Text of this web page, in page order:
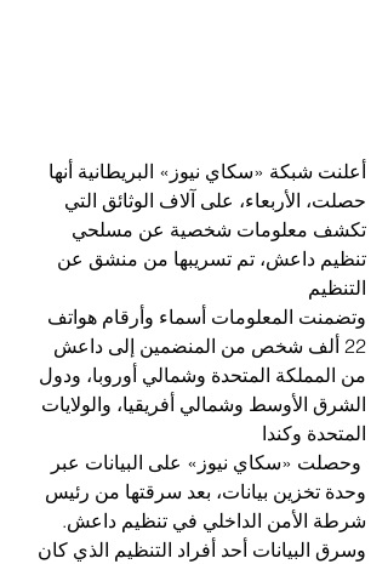
أعلنت شبكة «سكاي نيوز» البريطانية أنها
حصلت، الأربعاء، على آلاف الوثائق التي
تكشف معلومات شخصية عن مسلحي
تنظيم داعش، تم تسريبها من منشق عن
التنظيم
وتضمنت المعلومات أسماء وأرقام هواتف
22 ألف شخص من المنضمين إلى داعش
من المملكة المتحدة وشمالي أوروبا، ودول
الشرق الأوسط وشمالي أفريقيا، والولايات
المتحدة وكندا
وحصلت «سكاي نيوز» على البيانات عبر
وحدة تخزين بيانات، بعد سرقتها من رئيس
شرطة الأمن الداخلي في تنظيم داعش.
وسرق البيانات أحد أفراد التنظيم الذي كان